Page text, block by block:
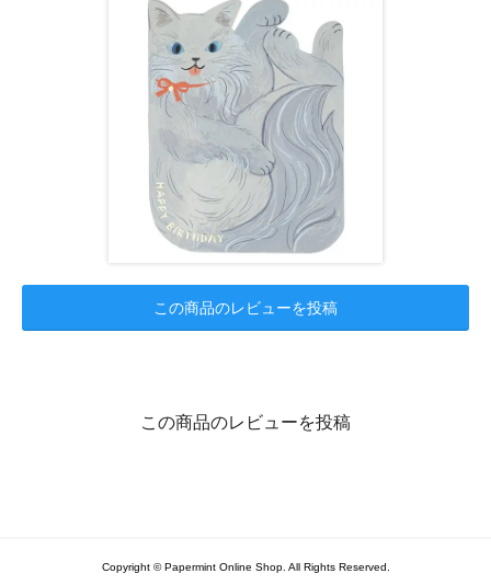
この商品のレビューを投稿
この商品のレビューを投稿
Copyright © Papermint Online Shop. All Rights Reserved.